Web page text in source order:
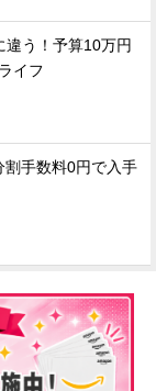
違う！予算10万円
イフ
割手数料0円で入手